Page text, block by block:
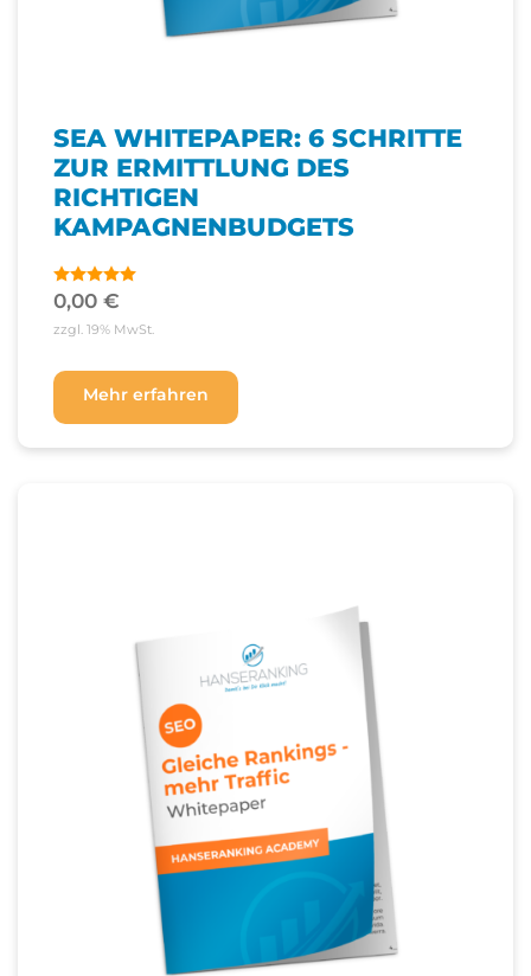
SEA WHITEPAPER: 6 SCHRITTE
ZUR ERMITTLUNG DES
RICHTIGEN
KAMPAGNENBUDGETS
Bewertet
mit
von 5
0,00 €
zzgl. 19% MwSt.
Mehr erfahren